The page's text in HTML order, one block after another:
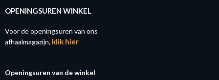
OPENINGSUREN WINKEL
Voor de openingsuren van ons
afhaalmagazijn, klik hier
Openingsuren van de winkel